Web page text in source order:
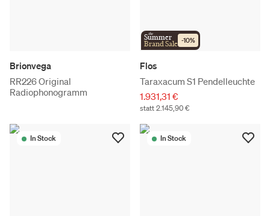
Brionvega
RR226 Original
Radiophonogramm
the
Summer
Brand Sale -10%
Flos
Taraxacum S1 Pendelleuchte
1.931,31 €
statt 2.145,90 €
In Stock In Stock